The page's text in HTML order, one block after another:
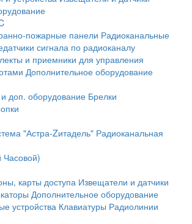
пожарные панели Радиоканальные
сигнала по радиоканалу
и приемники для управления
Дополнительное оборудование
доп. оборудование Брелки
"Астра-Zитадель" Радиоканальная
карты доступа Извещатели и датчики
Дополнительное оборудование
устройства Клавиатуры Радиолинии